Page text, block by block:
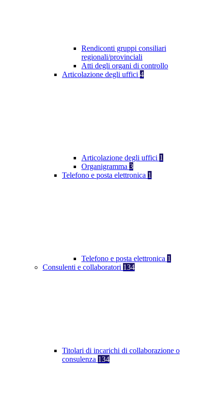
Rendiconti gruppi consiliari
regionali/provinciali
Atti degli organi di controllo
Articolazione degli uffici 4
Articolazione degli uffici 1
Organigramma 3
Telefono e posta elettronica 1
Telefono e posta elettronica 1
Consulenti e collaboratori 134
Titolari di incarichi di collaborazione o
consulenza 134